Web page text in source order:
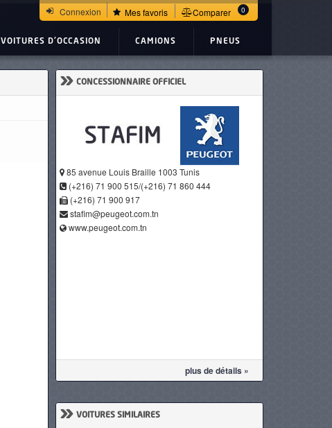
Connexion Mes favoris Comparer 0
VOITURES D'OCCASION CAMIONS PNEUS
» CONCESSIONNAIRE OFFICIEL
85 avenue Louis Braille 1003 Tunis
(+216) 71 900 515/(+216) 71 860 444
(+216) 71 900 917
stafim@peugeot.com.tn
www.peugeot.com.tn
plus de détails »
» VOITURES SIMILAIRES